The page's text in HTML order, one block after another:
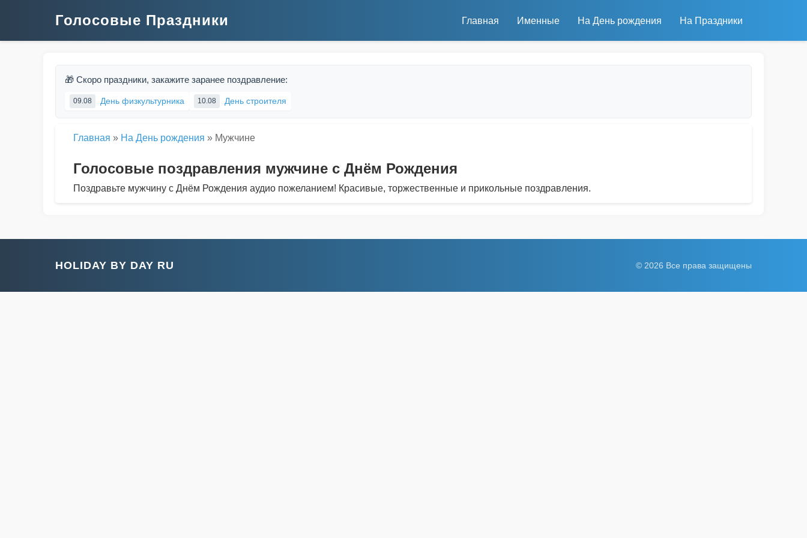
Голосовые Праздники Главная Именные На День рождения На Праздники
🎁 Скоро праздники, закажите заранее поздравление:
09.08 День физкультурника 10.08 День строителя
Главная » На День рождения » Мужчине
Голосовые поздравления мужчине с Днём Рождения
Поздравьте мужчину с Днём Рождения аудио пожеланием! Красивые, торжественные и прикольные поздравления.
HOLIDAY BY DAY RU © 2026 Все права защищены